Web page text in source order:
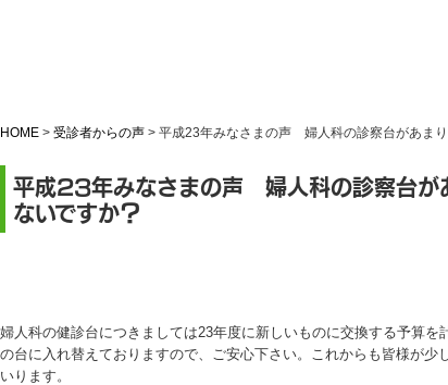
HOME > 受診者からの声 > 平成23年みなさまの声 婦人科の診察台があま
平成23年みなさまの声 婦人科の診察台が
ないですか？
婦人科の健診台につきましては23年度に新しいものに交換する予算
の台に入れ替えておりますので、ご安心下さい。これからも皆様が少
いります。